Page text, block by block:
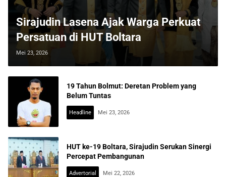
Sirajudin Lasena Ajak Warga Perkuat
Persatuan di HUT Boltara
Mei 23, 2026
19 Tahun Bolmut: Deretan Problem yang
Belum Tuntas
Headline Mei 23, 2026
HUT ke-19 Boltara, Sirajudin Serukan Sinergi
Percepat Pembangunan
Advertorial Mei 22, 2026